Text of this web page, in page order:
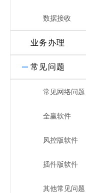
数据接收
业务办理
常见问题
常见网络问题
全赢软件
风控版软件
插件版软件
其他常见问题